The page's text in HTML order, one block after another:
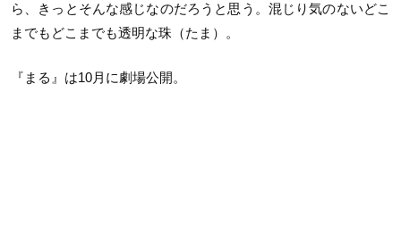
ら、きっとそんな感じなのだろうと思う。混じり気のないどこ
までもどこまでも透明な珠（たま）。
『まる』は10月に劇場公開。